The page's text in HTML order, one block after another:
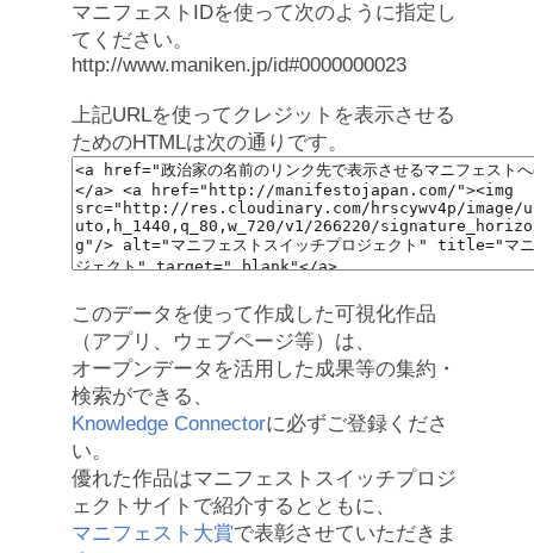
マニフェストIDを使って次のように指定し
てください。
http://www.maniken.jp/id#0000000023
上記URLを使ってクレジットを表示させる
ためのHTMLは次の通りです。
このデータを使って作成した可視化作品
（アプリ、ウェブページ等）は、
オープンデータを活用した成果等の集約・
検索ができる、
Knowledge Connectorに必ずご登録くださ
い。
優れた作品はマニフェストスイッチプロジ
ェクトサイトで紹介するとともに、
マニフェスト大賞で表彰させていただきま